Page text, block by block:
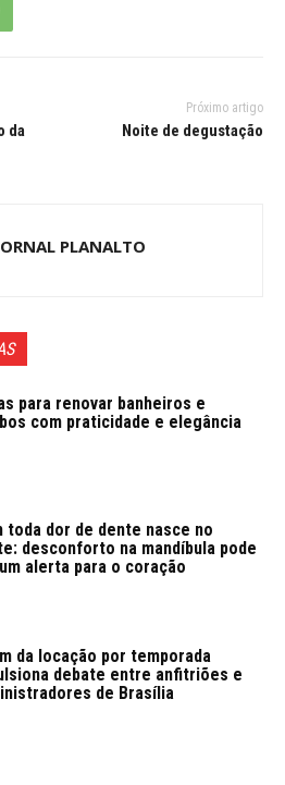
da
Próximo artigo
Noite de degustação
PLANALTO
para renovar banheiros e
com praticidade e elegância
toda dor de dente nasce no
desconforto na mandíbula pode
alerta para o coração
da locação por temporada
debate entre anfitriões e
de Brasília